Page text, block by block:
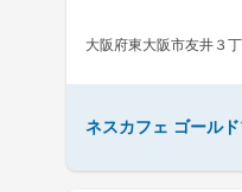
大阪府東大阪市友井３
ネスカフェ ゴール